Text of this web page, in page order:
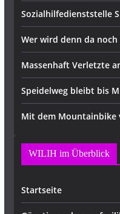
Sozialhilfedienststelle
Wer wird denn da
Massenhaft Verletzte
Speidelweg bleibt bis
Mit dem Mountainbike
WILIH im Überblick
Startseite